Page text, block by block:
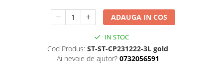
ADAUGA IN COS
IN STOC
Cod Produs: ST-ST-CP231222-3L gold
Ai nevoie de ajutor? 0732056591